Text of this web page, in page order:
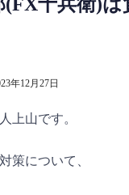
年12月27日
上山です。
策について、